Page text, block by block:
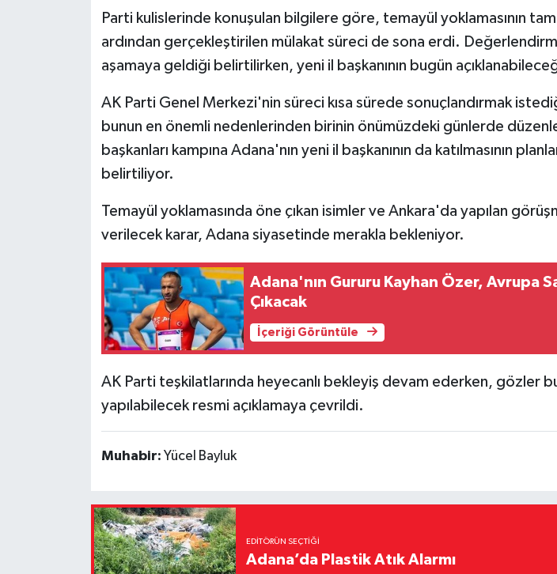
Parti kulislerinde konuşulan bilgilere göre, temayül yoklamasının
ardından gerçekleştirilen mülakat süreci de sona erdi.
aşamaya geldiği belirtilirken, yeni il başkanının bugün
AK Parti Genel Merkezi'nin süreci kısa sürede sonuçlandırmak
bunun en önemli nedenlerinden birinin önümüzdeki günlerde
başkanları kampına Adana'nın yeni il başkanının da katılmasının
belirtiliyor.
Temayül yoklamasında öne çıkan isimler ve Ankara'da yapılan
verilecek karar, Adana siyasetinde merakla bekleniyor.
Adana'nın Gururu Kayhan Özer, Avrupa
Çıkacak
İçeriği Görüntüle
AK Parti teşkilatlarında heyecanlı bekleyiş devam ederken, gözler
yapılabilecek resmi açıklamaya çevrildi.
Muhabir: Yücel Bayluk
EDITÖRÜN SEÇTIĞI
Adana’da Plastik Atık Alarmı